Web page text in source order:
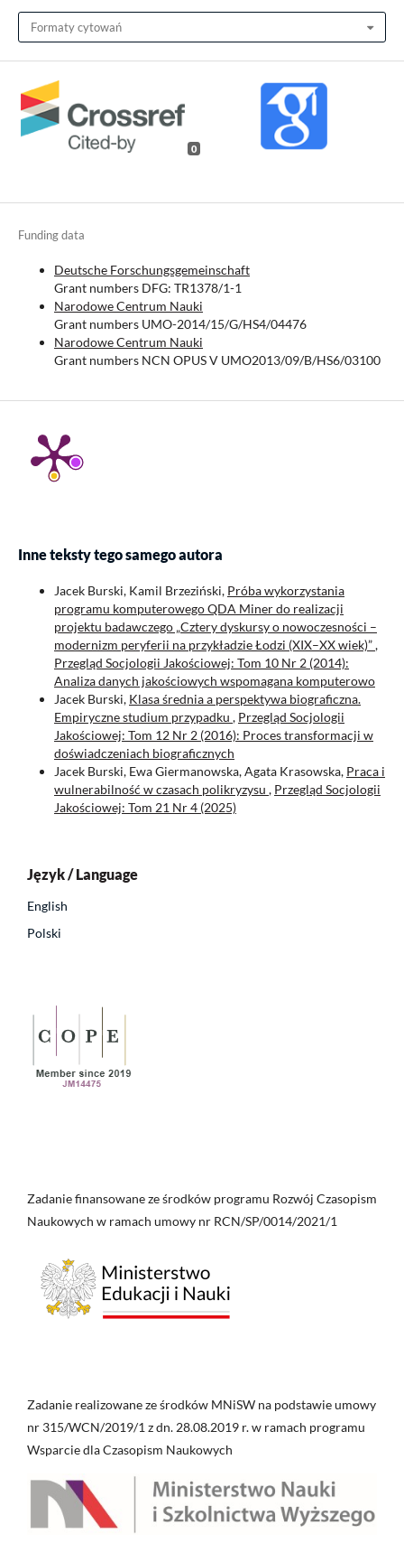
Formaty cytowań
0
Funding data
Deutsche Forschungsgemeinschaft
Grant numbers DFG: TR1378/1-1
Narodowe Centrum Nauki
Grant numbers UMO-2014/15/G/HS4/04476
Narodowe Centrum Nauki
Grant numbers NCN OPUS V UMO2013/09/B/HS6/03100
Inne teksty tego samego autora
Jacek Burski, Kamil Brzeziński, Próba wykorzystania
programu komputerowego QDA Miner do realizacji
projektu badawczego „Cztery dyskursy o nowoczesności –
modernizm peryferii na przykładzie Łodzi (XIX–XX wiek)”,
Przegląd Socjologii Jakościowej: Tom 10 Nr 2 (2014):
Analiza danych jakościowych wspomagana komputerowo
Jacek Burski, Klasa średnia a perspektywa biograficzna.
Empiryczne studium przypadku , Przegląd Socjologii
Jakościowej: Tom 12 Nr 2 (2016): Proces transformacji w
doświadczeniach biograficznych
Jacek Burski, Ewa Giermanowska, Agata Krasowska, Praca i
wulnerabilność w czasach polikryzysu , Przegląd Socjologii
Jakościowej: Tom 21 Nr 4 (2025)
Język / Language
English
Polski
Zadanie finansowane ze środków programu Rozwój Czasopism
Naukowych w ramach umowy nr RCN/SP/0014/2021/1
Zadanie realizowane ze środków MNiSW na podstawie umowy
nr 315/WCN/2019/1 z dn. 28.08.2019 r. w ramach programu
Wsparcie dla Czasopism Naukowych